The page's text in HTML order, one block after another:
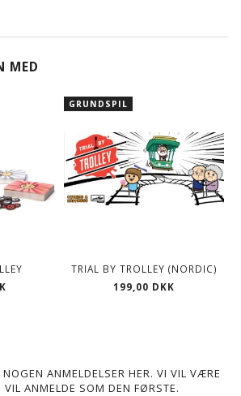
MED
GRUNDSPIL
TRIAL BY TROLLEY (NORDIC)
199,00 DKK
ANMELDELSER HER. VI VIL VÆRE
ANMELDE SOM DEN FØRSTE.